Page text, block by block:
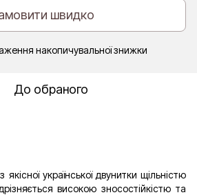
швидко
накопичувальної знижки
До обраного
української двунитки щільністю
високою зносостійкістю та